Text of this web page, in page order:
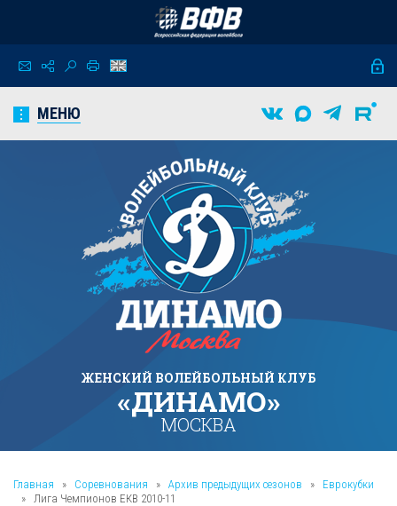
МЕНЮ
ЖЕНСКИЙ ВОЛЕЙБОЛЬНЫЙ КЛУБ
«ДИНАМО»
МОСКВА
Главная » Соревнования » Архив предыдущих сезонов »
Еврокубки
» Лига Чемпионов ЕКВ 2010-11